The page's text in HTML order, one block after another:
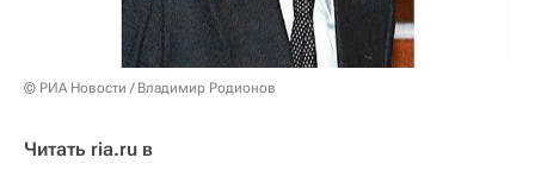
© РИА Новости / Владимир Родионов
Читать ria.ru в